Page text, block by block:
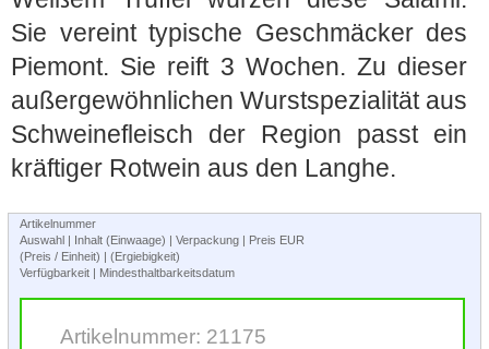
Sie vereint typische Geschmäcker des
Piemont. Sie reift 3 Wochen. Zu dieser
außergewöhnlichen Wurstspezialität aus
Schweinefleisch der Region passt ein
kräftiger Rotwein aus den Langhe.
Artikelnummer
Auswahl | Inhalt (Einwaage) | Verpackung | Preis EUR
(Preis / Einheit) | (Ergiebigkeit)
Verfügbarkeit | Mindesthaltbarkeitsdatum
Artikelnummer: 21175